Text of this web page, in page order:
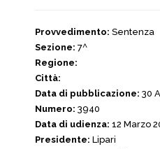
Provvedimento: Sentenza
Sezione: 7^
Regione:
Città:
Data di pubblicazione: 30
Numero: 3940
Data di udienza: 12 Marzo
Presidente: Lipari